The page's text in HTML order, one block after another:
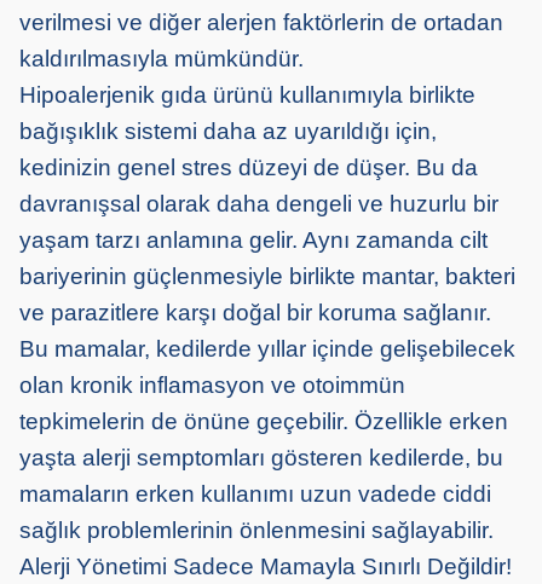
verilmesi ve diğer alerjen faktörlerin de ortadan
kaldırılmasıyla mümkündür.
Hipoalerjenik gıda ürünü kullanımıyla birlikte
bağışıklık sistemi daha az uyarıldığı için,
kedinizin genel stres düzeyi de düşer. Bu da
davranışsal olarak daha dengeli ve huzurlu bir
yaşam tarzı anlamına gelir. Aynı zamanda cilt
bariyerinin güçlenmesiyle birlikte mantar, bakteri
ve parazitlere karşı doğal bir koruma sağlanır.
Bu mamalar, kedilerde yıllar içinde gelişebilecek
olan kronik inflamasyon ve otoimmün
tepkimelerin de önüne geçebilir. Özellikle erken
yaşta alerji semptomları gösteren kedilerde, bu
mamaların erken kullanımı uzun vadede ciddi
sağlık problemlerinin önlenmesini sağlayabilir.
Alerji Yönetimi Sadece Mamayla Sınırlı Değildir!